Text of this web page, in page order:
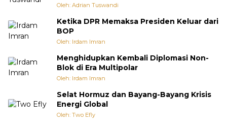
Oleh: Adrian Tuswandi
Ketika DPR Memaksa Presiden Keluar dari
BOP
Oleh: Irdam Imran
Menghidupkan Kembali Diplomasi Non-
Blok di Era Multipolar
Oleh: Irdam Imran
Selat Hormuz dan Bayang-Bayang Krisis
Energi Global
Oleh: Two Efly